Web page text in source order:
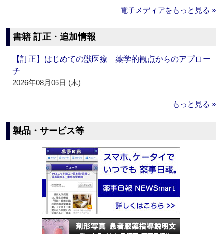
電子メディアをもっと見る »
書籍 訂正・追加情報
【訂正】はじめての獣医療 薬学的観点からのアプロー
チ
2026年08月06日 (木)
もっと見る »
製品・サービス等